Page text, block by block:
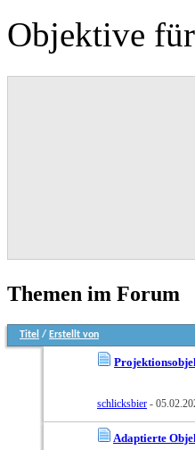
Objektive
Themen im Forum
Titel / Erstellt von
schlicksbier -
Adaptierte